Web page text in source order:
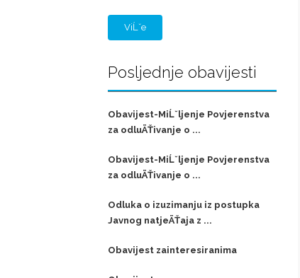
ViĹˇe
Posljednje obavijesti
Obavijest-MiĹˇljenje Povjerenstva
za odluÄŤivanje o ...
Obavijest-MiĹˇljenje Povjerenstva
za odluÄŤivanje o ...
Odluka o izuzimanju iz postupka
Javnog natjeÄŤaja z ...
Obavijest zainteresiranima